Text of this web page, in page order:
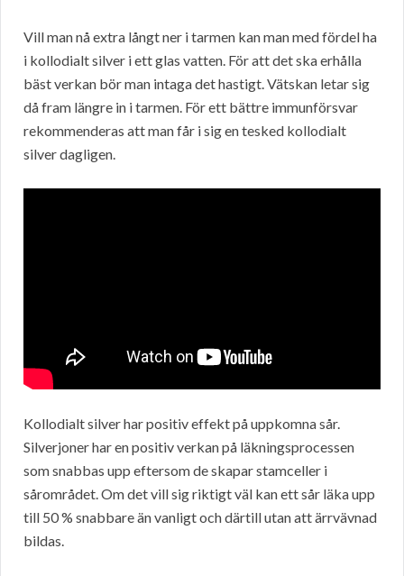
Vill man nå extra långt ner i tarmen kan man med fördel ha
i kollodialt silver i ett glas vatten. För att det ska erhålla
bäst verkan bör man intaga det hastigt. Vätskan letar sig
då fram längre in i tarmen. För ett bättre immunförsvar
rekommenderas att man får i sig en tesked kollodialt
silver dagligen.
Kollodialt silver har positiv effekt på uppkomna sår.
Silverjoner har en positiv verkan på läkningsprocessen
som snabbas upp eftersom de skapar stamceller i
sårområdet. Om det vill sig riktigt väl kan ett sår läka upp
till 50 % snabbare än vanligt och därtill utan att ärrvävnad
bildas.